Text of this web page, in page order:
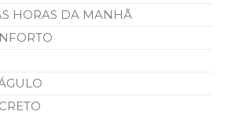
HORAS DA MANHÃ